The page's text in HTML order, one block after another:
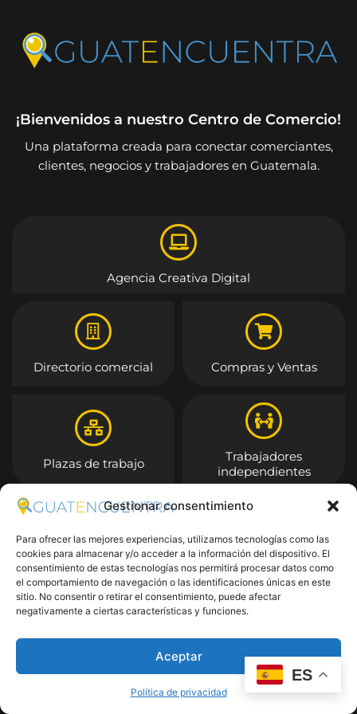
Gestionar consentimiento
Para ofrecer las mejores experiencias, utilizamos tecnologías como las
cookies para almacenar y/o acceder a la información del dispositivo. El
consentimiento de estas tecnologías nos permitirá procesar datos como
el comportamiento de navegación o las identificaciones únicas en este
sitio. No consentir o retirar el consentimiento, puede afectar
negativamente a ciertas características y funciones.
Aceptar
Política de privacidad
¡Bienvenidos a nuestro Centro de Comercio!
Una plataforma creada para conectar comerciantes,
clientes, negocios y trabajadores en Guatemala.
Agencia Creativa Digital
Directorio comercial Compras y Ventas
Plazas de trabajo
Trabajadores
independientes
Entrar
ES